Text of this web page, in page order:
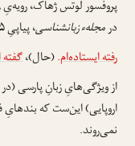
درمجلهء زبانشناسی، پیاپیِ ۱۵ و ۱۶، رویه‌یِ ۵ و ۶):
رفته ایستاده‌ام.(حال)،
از ویژگی‌هایِ زبانِ پارسی
اروپایی) این‌ست که
نمی‌روند.